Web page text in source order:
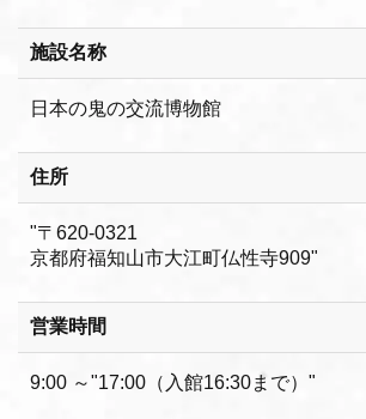
施設名称
日本の鬼の交流博物館
住所
"〒620-0321
京都府福知山市大江町仏性寺909"
営業時間
9:00 ～"17:00（入館16:30まで）"